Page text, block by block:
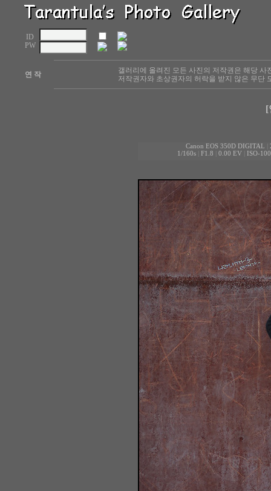
ID
PW
연 작
갤러리에 올려진 모든 사진의 저작권은 해당
저작권자와 초상권자의 허락을 받지 않은 무단
[
Canon EOS 350D DIGITAL
1/160s| F1.8 0.00 EV| ISO-100